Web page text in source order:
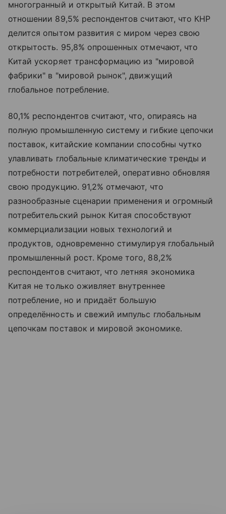
многогранный и открытый Китай. В этом
отношении 89,5% респондентов считают, что КНР
делится опытом развития с миром через свою
открытость. 95,8% опрошенных отмечают, что
Китай ускоряет трансформацию из "мировой
фабрики" в "мировой рынок", движущий
глобальное потребление.
80,1% респондентов считают, что, опираясь на
полную промышленную систему и гибкие цепочки
поставок, китайские компании способны чутко
улавливать глобальные климатические тренды и
потребности потребителей, оперативно обновляя
свою продукцию. 91,2% отмечают, что
разнообразные сценарии применения и огромный
потребительский рынок Китая способствуют
коммерциализации новых технологий и
продуктов, одновременно стимулируя глобальный
промышленный рост. Кроме того, 88,2%
респондентов считают, что летняя экономика
Китая не только оживляет внутреннее
потребление, но и придаёт большую
определённость и свежий импульс глобальным
цепочкам поставок и мировой экономике.